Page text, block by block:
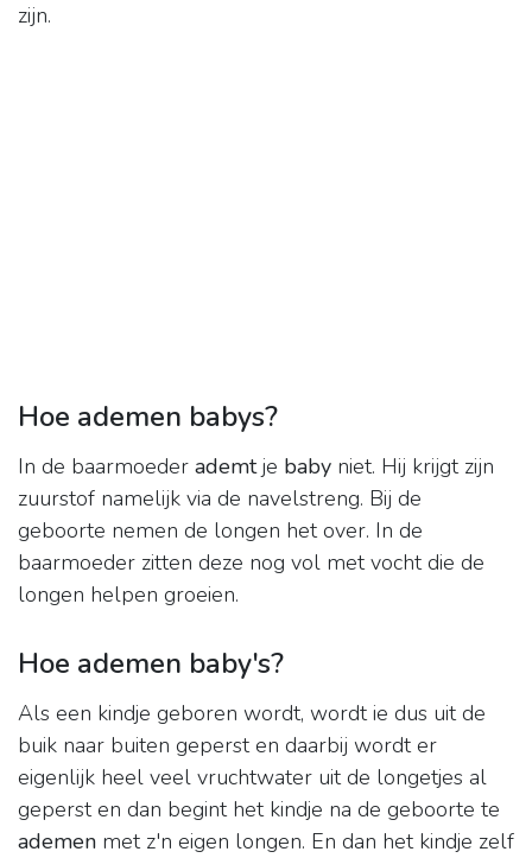
zijn.
Hoe ademen babys?
In de baarmoeder ademtje baby niet. Hij krijgt zijn
zuurstof namelijk via de navelstreng. Bij de
geboorte nemen de longen het over. In de
baarmoeder zitten deze nog vol met vocht die de
longen helpen groeien.
Hoe ademen baby's?
Als een kindje geboren wordt, wordt ie dus uit de
buik naar buiten geperst en daarbij wordt er
eigenlijk heel veel vruchtwater uit de longetjes al
geperst en dan begint het kindje na de geboorte te
ademen met z'n eigen longen. En dan het kindje zelf